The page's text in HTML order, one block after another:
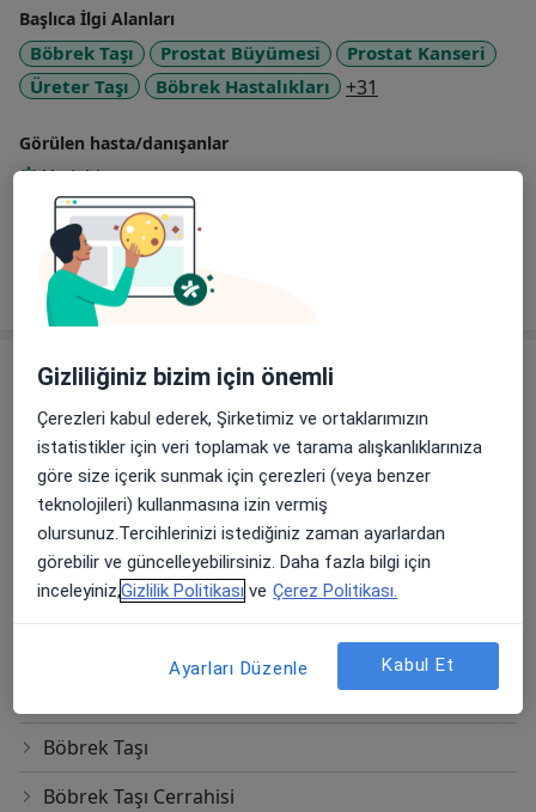
Başlıca İlgi Alanları
Böbrek Taşı Prostat Büyümesi
Prostat Kanseri
Üreter Taşı
Böbrek Hastalıkları +31
Görülen hasta/danışanlar
Yetişkin
Çocuk
Tümünü göster
Hizmetler
Üroloji Randevusu
Şenevler Mahallesi 6129. Sokak No:2C Karaköprü,
Şanlıurfa
Özel Metrolife Hastanesi
Diğer Hizmetler
Böbrek Kanseri Laparoskopik (Kapalı) Ameliyatları
Böbrek Taşı
Böbrek Taşı Cerrahisi
Gizliliğiniz bizim için önemli
Çerezleri kabul ederek, Şirketimiz ve ortaklarımızın
istatistikler için veri toplamak ve tarama alışkanlıklarınıza
göre size içerik sunmak için çerezleri (veya benzer
teknolojileri) kullanmasına izin vermiş
olursunuz.Tercihlerinizi istediğiniz zaman ayarlardan
görebilir ve güncelleyebilirsiniz. Daha fazla bilgi için
inceleyiniz,Gizlilik Politikası ve Çerez Politikası.
Ayarları Düzenle Kabul Et